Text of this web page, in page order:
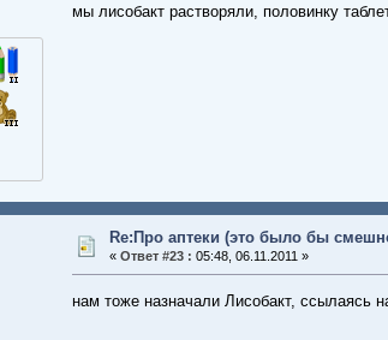
мы лисобакт растворяли, половинку
Re:Про аптеки (это было бы
« Ответ #23 : 05:48, 06.11.2011 »
нам тоже назначали Лисобакт, ссылаясь